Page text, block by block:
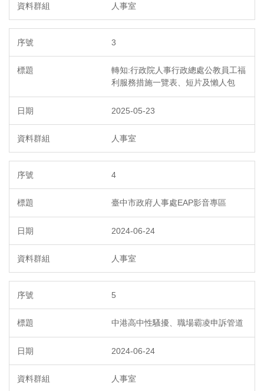
人事室
3
轉知:行政院人事行政總處公教員工福
利服務措施一覽表、短片及懶人包
2025-05-23
人事室
4
臺中市政府人事處EAP影音專區
2024-06-24
人事室
5
中港高中性騷擾、職場霸凌申訴管道
2024-06-24
人事室